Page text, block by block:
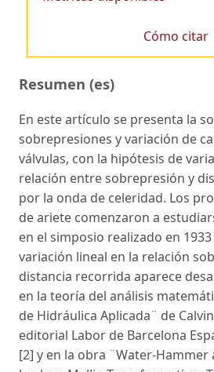
Cómo citar
Resumen (es)
En este artículo se presenta la
sobrepresiones y variación de
válvulas, con la hipótesis de
relación entre sobrepresión y
por la onda de celeridad. Los
de ariete comenzaron a
en el simposio realizado en
variación lineal en la relación
distancia recorrida aparece
en la teoría del análisis
de Hidráulica Aplicada¨ de
editorial Labor de Barcelona
[2] y en la obra ¨Water-Hammer